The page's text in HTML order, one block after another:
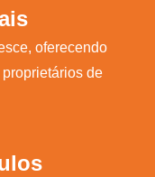
oferecendo
de